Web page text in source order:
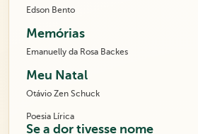
Edson Bento
Memórias
Emanuelly da Rosa Backes
Meu Natal
Otávio Zen Schuck
Poesia Lírica
Se a dor tivesse nome